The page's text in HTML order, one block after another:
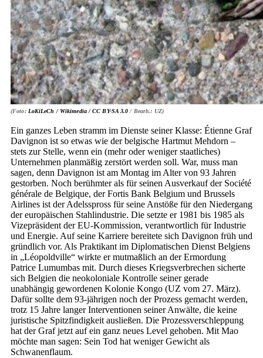
(Foto: LoKiLeCh / Wikimedia / CC BY-SA 3.0 / Bearb.: UZ)
Ein ganzes Leben stramm im Dienste seiner Klasse: Étienne Graf
Davignon ist so etwas wie der belgische Hartmut Mehdorn –
stets zur Stelle, wenn ein (mehr oder weniger staatliches)
Unternehmen planmäßig zerstört werden soll. War, muss man
sagen, denn Davignon ist am Montag im Alter von 93 Jahren
gestorben. Noch berühmter als für seinen Ausverkauf der Société
générale de Belgique, der Fortis Bank Belgium und Brussels
Airlines ist der Adelsspross für seine Anstöße für den Niedergang
der europäischen Stahlindustrie. Die setzte er 1981 bis 1985 als
Vizepräsident der EU-Kommission, verantwortlich für Industrie
und Energie. Auf seine Karriere bereitete sich Davignon früh und
gründlich vor. Als Praktikant im Diplomatischen Dienst Belgiens
in „Léopoldville“ wirkte er mutmaßlich an der Ermordung
Patrice Lumumbas mit. Durch dieses Kriegsverbrechen sicherte
sich Belgien die neokoloniale Kontrolle seiner gerade
unabhängig gewordenen Kolonie Kongo (UZ vom 27. März).
Dafür sollte dem 93-jährigen noch der Prozess gemacht werden,
trotz 15 Jahre langer Interventionen seiner Anwälte, die keine
juristische Spitzfindigkeit ausließen. Die Prozessverschleppung
hat der Graf jetzt auf ein ganz neues Level gehoben. Mit Mao
möchte man sagen: Sein Tod hat weniger Gewicht als
Schwanenflaum.